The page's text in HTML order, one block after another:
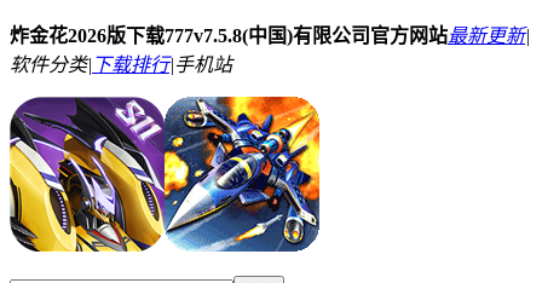
炸金花2026版下载777v7.5.8(中国)有限公司官方网站最新更新|
软件分类| 下载排行|手机站